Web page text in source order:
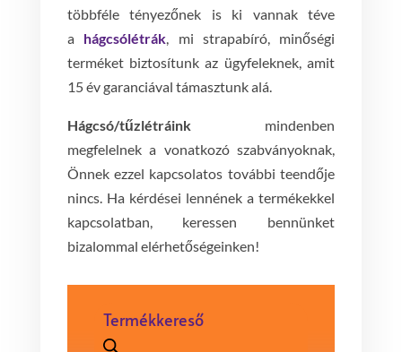
többféle tényezőnek is ki vannak téve
a hágcsólétrák, mi strapabíró, minőségi
terméket biztosítunk az ügyfeleknek, amit
15 év garanciával támasztunk alá.
Hágcsó/tűzlétráinkmindenben
megfelelnek a vonatkozó szabványoknak,
Önnek ezzel kapcsolatos további teendője
nincs. Ha kérdései lennének a termékekkel
kapcsolatban, keressen bennünket
bizalommal elérhetőségeinken!
Termékkereső